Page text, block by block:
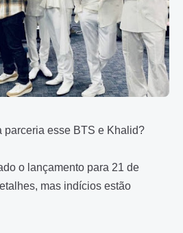
parceria esse BTS e Khalid?
o lançamento para 21 de
mas indícios estão